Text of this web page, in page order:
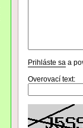
Prihláste sa a
Overovací text: